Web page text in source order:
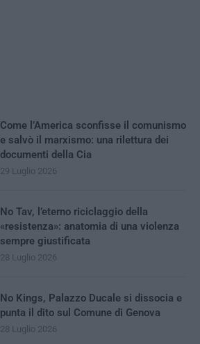
Come l’America sconfisse il comunismo
e salvò il marxismo: una rilettura dei
documenti della Cia
29 Luglio 2026
No Tav, l’eterno riciclaggio della
«resistenza»: anatomia di una violenza
sempre giustificata
28 Luglio 2026
No Kings, Palazzo Ducale si dissocia e
punta il dito sul Comune di Genova
28 Luglio 2026